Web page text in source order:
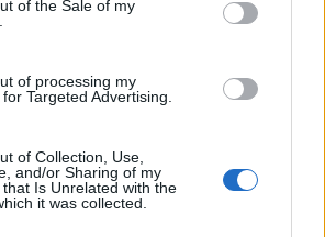
of the Sale of my
of processing my
Targeted Advertising.
of Collection, Use,
and/or Sharing of my
Is Unrelated with the
it was collected.
ADV